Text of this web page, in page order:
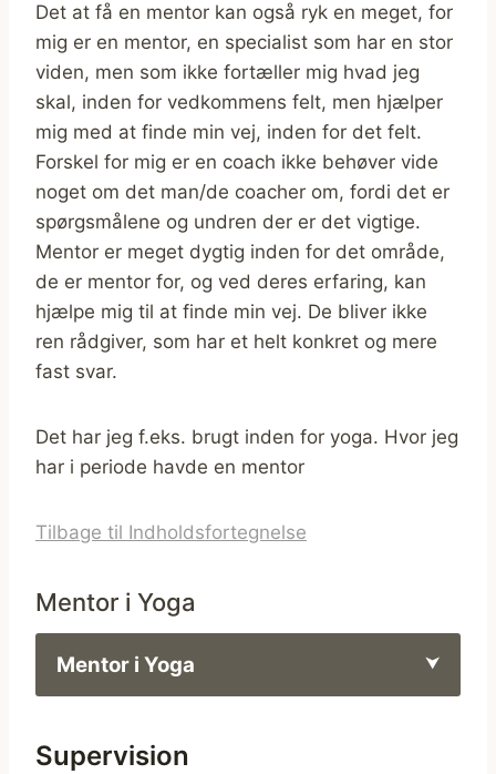
Det at få en mentor kan også ryk en meget, for
mig er en mentor, en specialist som har en stor
viden, men som ikke fortæller mig hvad jeg
skal, inden for vedkommens felt, men hjælper
mig med at finde min vej, inden for det felt.
Forskel for mig er en coach ikke behøver vide
noget om det man/de coacher om, fordi det er
spørgsmålene og undren der er det vigtige.
Mentor er meget dygtig inden for det område,
de er mentor for, og ved deres erfaring, kan
hjælpe mig til at finde min vej. De bliver ikke
ren rådgiver, som har et helt konkret og mere
fast svar.
Det har jeg f.eks. brugt inden for yoga. Hvor jeg
har i periode havde en mentor
Tilbage til Indholdsfortegnelse
Mentor i Yoga
Mentor i Yoga
Supervision